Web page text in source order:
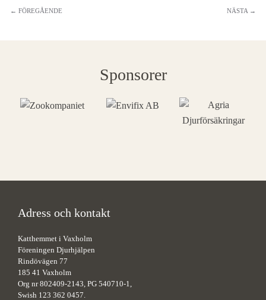
← FÖREGÅENDE NÄSTA →
Sponsorer
Adress och kontakt
Katthemmet i Vaxholm
Föreningen Djurhjälpen
Rindövägen 77
185 41 Vaxholm
Org nr 802409-2143, PG 540710-1,
Swish 123 362 0457.